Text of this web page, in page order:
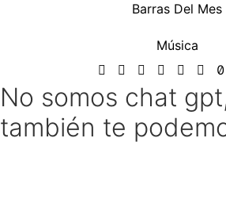
Barras Del Mes
Música
No somos chat
también te